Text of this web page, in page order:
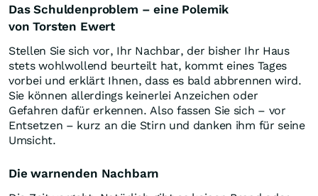
Das Schuldenproblem – eine Polemik
von Torsten Ewert
Stellen Sie sich vor, Ihr Nachbar, der bisher Ihr Haus
stets wohlwollend beurteilt hat, kommt eines Tages
vorbei und erklärt Ihnen, dass es bald abbrennen wird.
Sie können allerdings keinerlei Anzeichen oder
Gefahren dafür erkennen. Also fassen Sie sich – vor
Entsetzen – kurz an die Stirn und danken ihm für seine
Umsicht.
Die warnenden Nachbarn